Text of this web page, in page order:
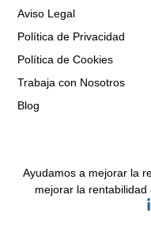
Ayudamos a mejorar la
mejorar la rentabilidad
Aviso Legal
Política de Privacidad
Política de Cookies
Trabaja con Nosotros
Blog